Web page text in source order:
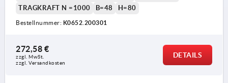
TRAGKRAFT N =1000
B=48 H=80
Bestellnummer: K0652.200301
272,58 €
zzgl. MwSt.
zzgl. Versandkosten
DETAILS